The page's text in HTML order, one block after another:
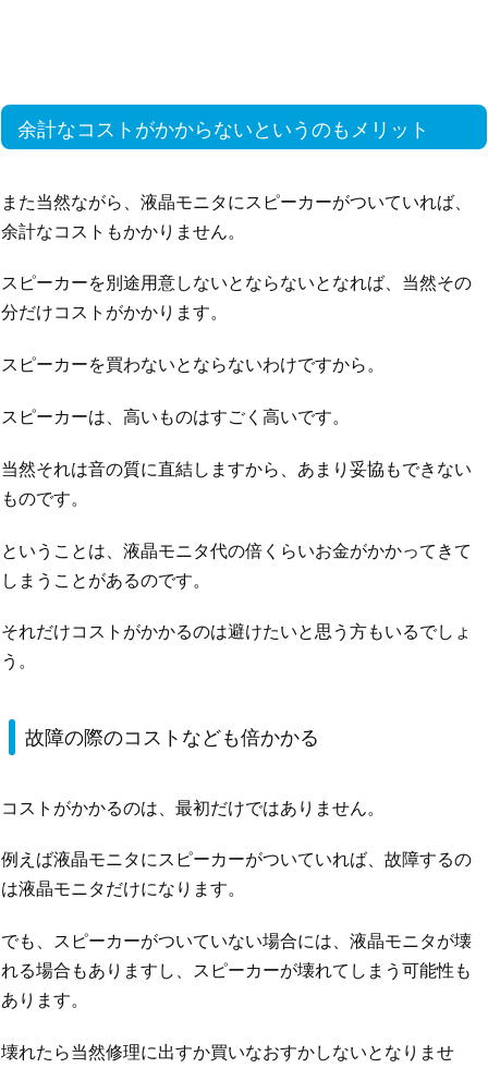
余計なコストがかからないというのもメリット
また当然ながら、液晶モニタにスピーカーがついていれば、
余計なコストもかかりません。
スピーカーを別途用意しないとならないとなれば、当然その
分だけコストがかかります。
スピーカーを買わないとならないわけですから。
スピーカーは、高いものはすごく高いです。
当然それは音の質に直結しますから、あまり妥協もできない
ものです。
ということは、液晶モニタ代の倍くらいお金がかかってきて
しまうことがあるのです。
それだけコストがかかるのは避けたいと思う方もいるでしょ
う。
故障の際のコストなども倍かかる
コストがかかるのは、最初だけではありません。
例えば液晶モニタにスピーカーがついていれば、故障するの
は液晶モニタだけになります。
でも、スピーカーがついていない場合には、液晶モニタが壊
れる場合もありますし、スピーカーが壊れてしまう可能性も
あります。
壊れたら当然修理に出すか買いなおすかしないとなりませ